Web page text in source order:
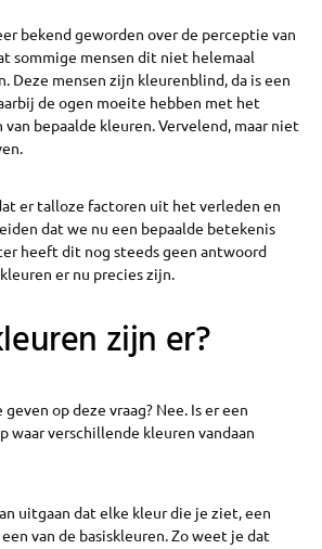
bekend geworden over de perceptie van
sommige mensen dit niet helemaal
Deze mensen zijn kleurenblind, da is een
de ogen moeite hebben met het
bepaalde kleuren. Vervelend, maar niet
er talloze factoren uit het verleden en
dat we nu een bepaalde betekenis
heeft dit nog steeds geen antwoord
er nu precies zijn.
zijn er?
op deze vraag? Nee. Is er een
waar verschillende kleuren vandaan
uitgaan dat elke kleur die je ziet, een
van de basiskleuren. Zo weet je dat